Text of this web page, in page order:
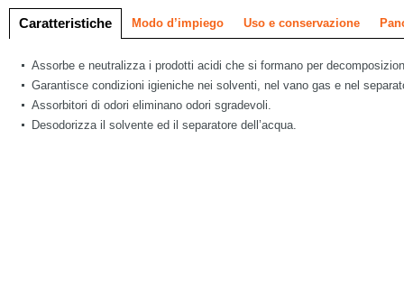
Caratteristiche Modo d’impiego Uso e conservazione
Assorbe e neutralizza i prodotti acidi che si formano per
Garantisce condizioni igieniche nei solventi, nel vano gas e nel
Assorbitori di odori eliminano odori sgradevoli.
Desodorizza il solvente ed il separatore dell’acqua.